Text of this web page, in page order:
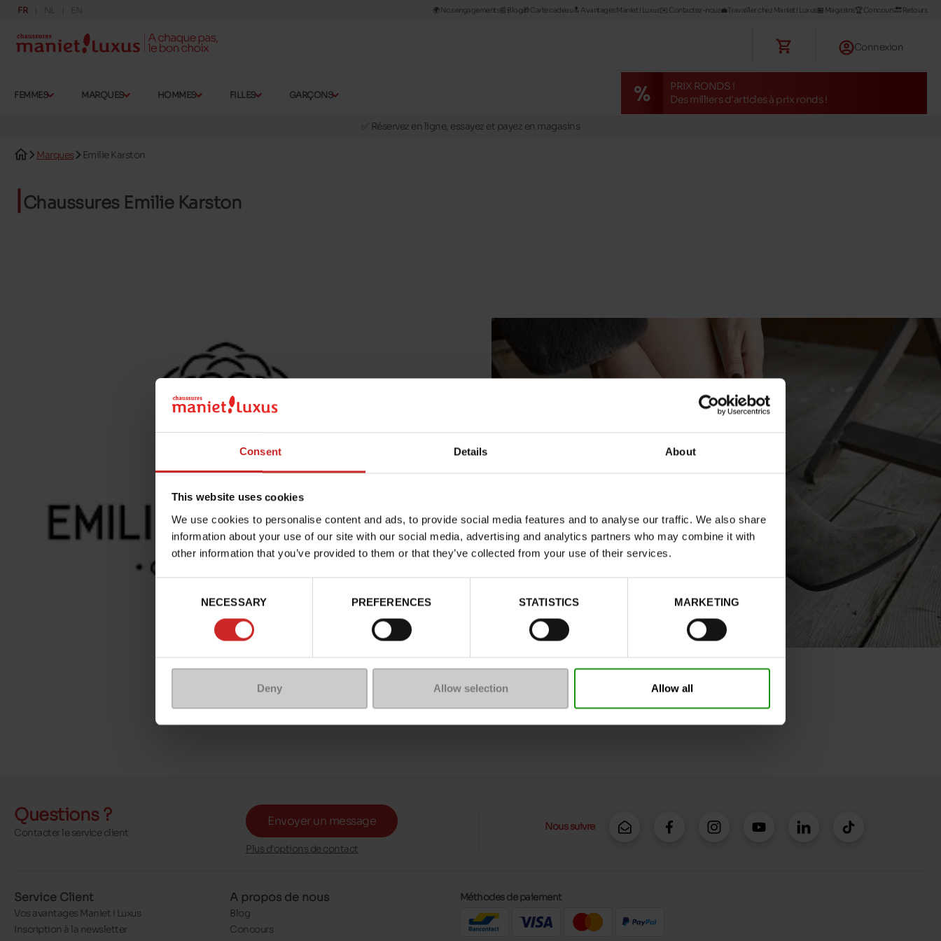
Consent Details About
This website uses cookies
We use cookies to personalise content and ads, to provide social media features and to analyse our traffic. We also share
information about your use of our site with our social media, advertising and analytics partners who may combine it with
other information that you’ve provided to them or that they’ve collected from your use of their services.
NECESSARY PREFERENCES STATISTICS MARKETING
Deny Allow selection Allow all
🌍 Nos engagements📰​ Blog🎁 Carte cadeau🔝 Avantages Maniet ! Luxus✉️ Contactez-nous💼Travailler chez Maniet ! Luxus🏪 Magasins🏆 Concours🔙 Retours
FR NL EN
Connexion
FEMMES MARQUES HOMMES FILLES GARÇONS
PRIX RONDS !
Des milliers d'articles à prix ronds !
✅ Réservez en ligne, essayez et payez en magasins
Marques Emilie Karston
Chaussures Emilie Karston
Questions ?
Contacter le service client
Envoyer un message
Plus d'options de contact
Nous suivre
Service Client
Vos avantages Maniet ! Luxus
Inscription à la newsletter
A propos de nous
Blog
Concours
Méthodes de paiement